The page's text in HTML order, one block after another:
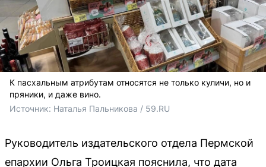
К пасхальным атрибутам относятся не только куличи, но и
пряники, и даже вино.
Источник: Наталья Пальникова / 59.RU
Руководитель издательского отдела Пермской
епархии Ольга Троицкая пояснила, что дата